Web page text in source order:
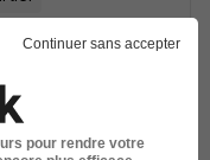
le 26/07/26
Continuer sans accepter
pour rendre votre